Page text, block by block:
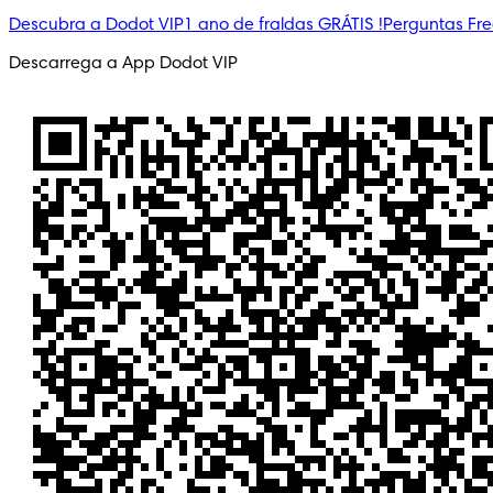
Descubra a Dodot VIP1 ano de fraldas GRÁTIS !Perguntas
Descarrega a App Dodot VIP